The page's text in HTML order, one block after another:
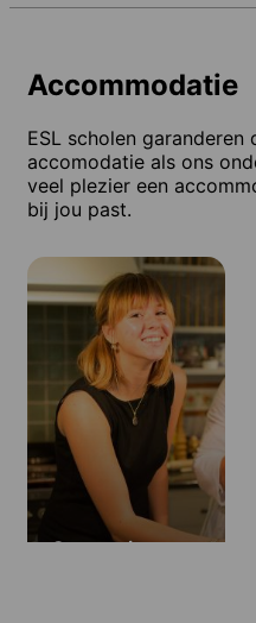
Accommodatie
ESL scholen
accomodatie als ons
veel plezier een
bij jou past.
Gastgezinnen